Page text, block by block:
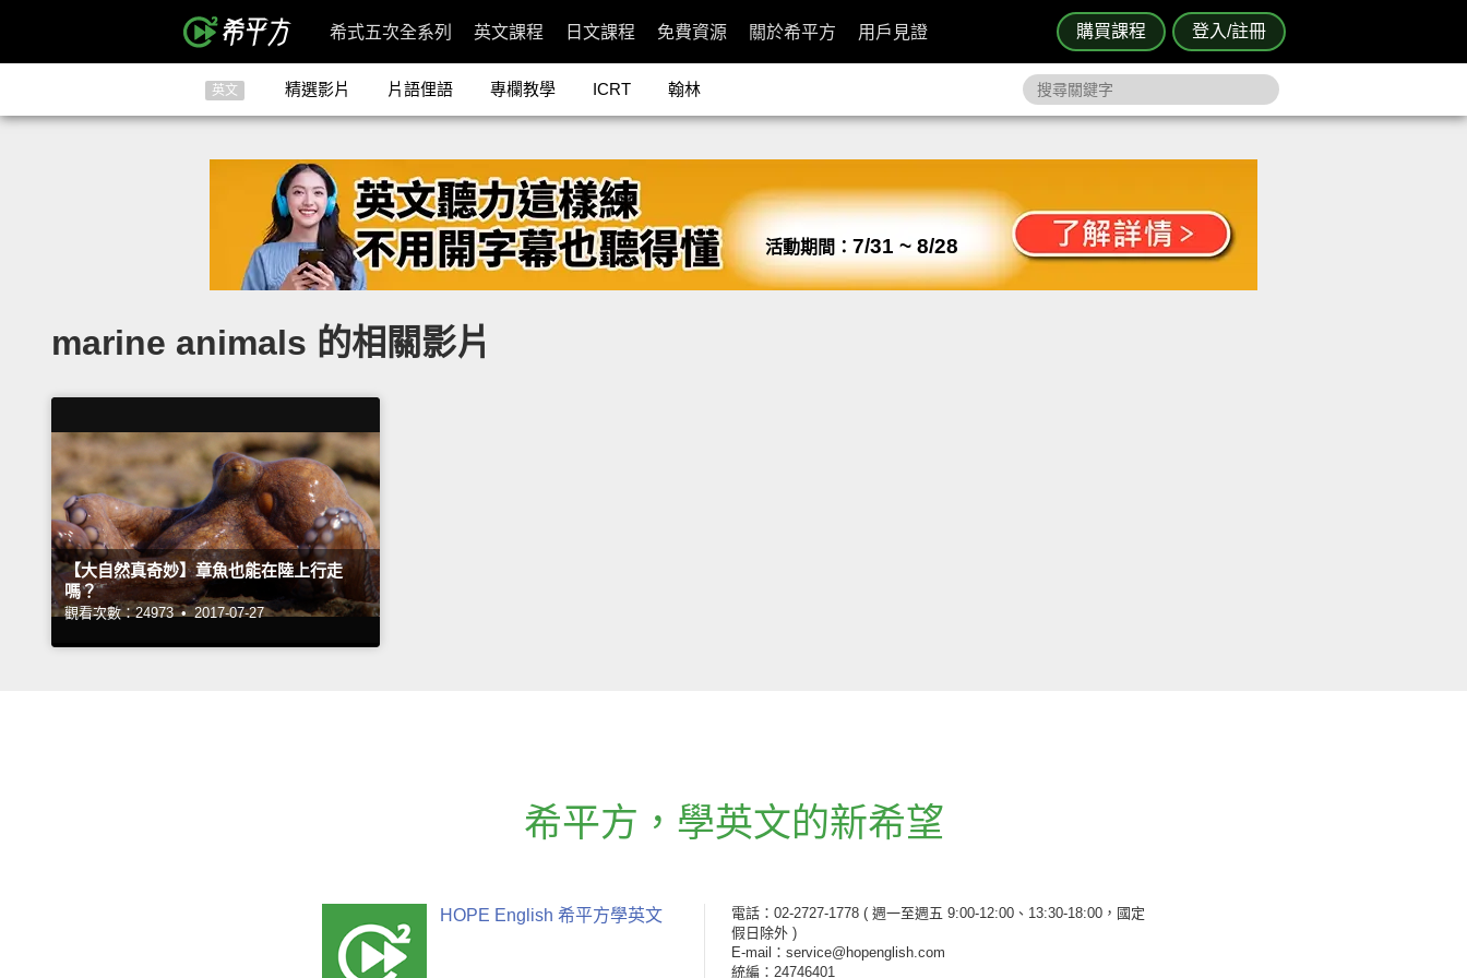
購買課程 登入/註冊
希式五次全系列 英文課程 日文課程 免費資源 關於希平方 用戶見證
英文 精選影片 片語俚語 專欄教學 ICRT 翰林
活動期間： 7/31 ~ 8/28
marine animals 的相關影片
【大自然真奇妙】章魚也能在陸上行走
嗎？
觀看次數：24973 • 2017-07-27
希平方 ， 學英文的新希望
HOPE English 希平方學英文 電話：02-2727-1778 ( 週一至週五 9:00-12:00、13:30-18:00，國定
假日除外 )
E-mail：service@hopenglish.com
統編：24746401